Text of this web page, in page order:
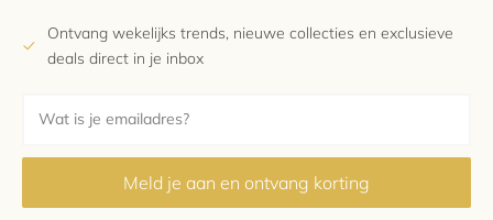
Ontvang wekelijks trends, nieuwe collecties en exclusieve
deals direct in je inbox
Meld je aan en ontvang korting